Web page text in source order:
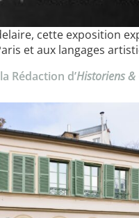
cette exposition
et aux langages
Rédaction d’Historiens &